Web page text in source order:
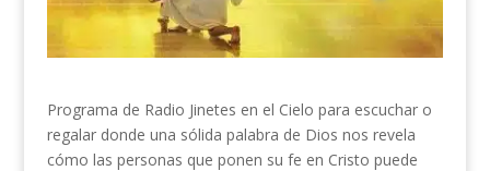
Programa de Radio Jinetes en el Cielo para escuchar o
regalar donde una sólida palabra de Dios nos revela
cómo las personas que ponen su fe en Cristo puede